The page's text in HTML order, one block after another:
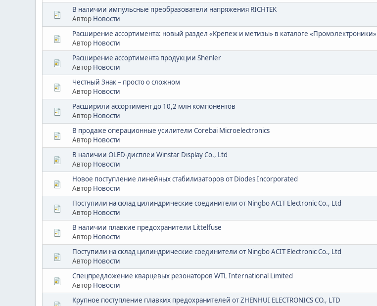
В наличии импульсные преобразователи напряжения RICHTEK
Автор Новости
Расширение ассортимента: новый раздел «Крепеж и метизы» в каталоге «Промэлектроники»
Автор Новости
Расширение ассортимента продукции Shenler
Автор Новости
Честный Знак – просто о сложном
Автор Новости
Расширили ассортимент до 10,2 млн компонентов
Автор Новости
В продаже операционные усилители Corebai Microelectronics
Автор Новости
В наличии OLED-дисплеи Winstar Display Co., Ltd
Автор Новости
Новое поступление линейных стабилизаторов от Diodes Incorporated
Автор Новости
Поступили на склад цилиндрические соединители от Ningbo ACIT Electronic Co., Ltd
Автор Новости
В наличии плавкие предохранители Littelfuse
Автор Новости
Поступили на склад цилиндрические соединители от Ningbo ACIT Electronic Co., Ltd
Автор Новости
Спецпредложение кварцевых резонаторов WTL International Limited
Автор Новости
Крупное поступление плавких предохранителей от ZHENHUI ELECTRONICS CO., LTD